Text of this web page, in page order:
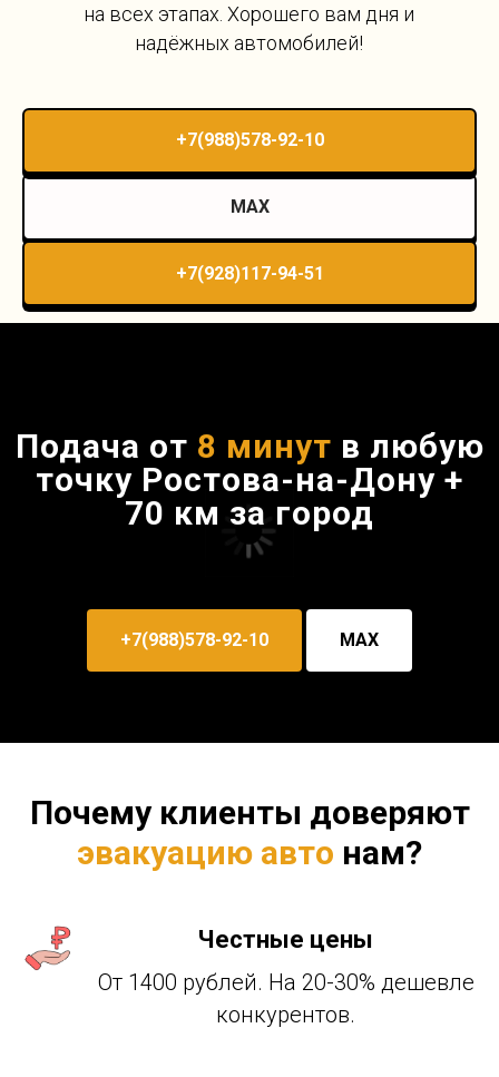
на всех этапах. Хорошего вам дня и
надёжных автомобилей!
+7(988)578-92-10
MAX
+7(928)117-94-51
Подача от 8 минут в любую
точку Ростова-на-Дону +
70 км за город
+7(988)578-92-10 MAX
Почему клиенты доверяют
эвакуацию авто нам?
Честные цены
От 1400 рублей. На 20-30% дешевле
конкурентов.